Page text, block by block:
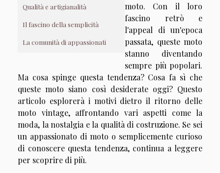
Qualità e artigianalità
Il fascino della semplicità
La comunità di appassionati
moto. Con il loro
fascino retrò e
l'appeal di un'epoca
passata, queste moto
stanno diventando
sempre più popolari.
Ma cosa spinge questa tendenza? Cosa fa sì che
queste moto siano così desiderate oggi? Questo
articolo esplorerà i motivi dietro il ritorno delle
moto vintage, affrontando vari aspetti come la
moda, la nostalgia e la qualità di costruzione. Se sei
un appassionato di moto o semplicemente curioso
di conoscere questa tendenza, continua a leggere
per scoprire di più.